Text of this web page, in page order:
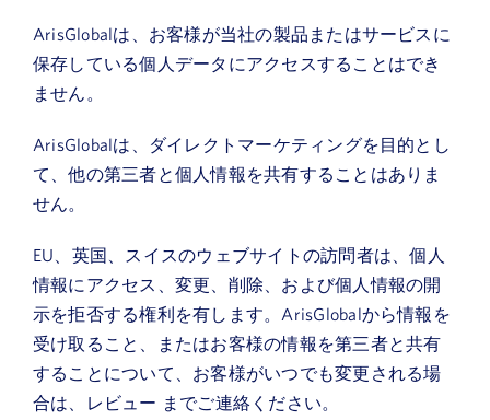
ArisGlobalは、お客様が当社の製品またはサービスに
保存している個人データにアクセスすることはでき
ません。
ArisGlobalは、ダイレクトマーケティングを目的とし
て、他の第三者と個人情報を共有することはありま
せん。
EU、英国、スイスのウェブサイトの訪問者は、個人
情報にアクセス、変更、削除、および個人情報の開
示を拒否する権利を有します。ArisGlobalから情報を
受け取ること、またはお客様の情報を第三者と共有
することについて、お客様がいつでも変更される場
合は、レビュー までご連絡ください。